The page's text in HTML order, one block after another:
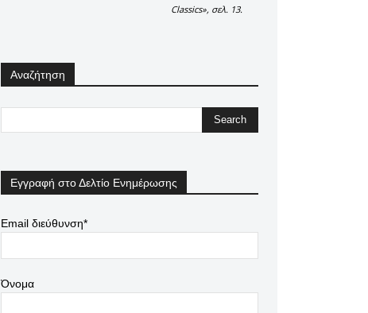
Classics», σελ. 13.
Αναζήτηση
Εγγραφή στο Δελτίο Ενημέρωσης
Email διεύθυνση*
Όνομα